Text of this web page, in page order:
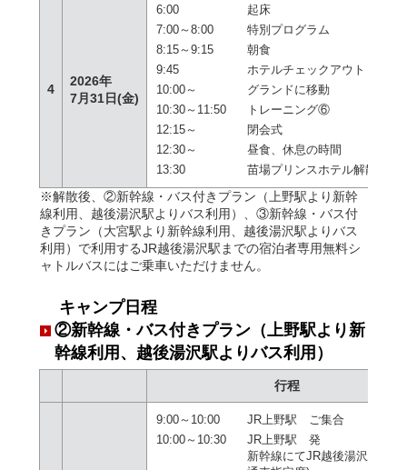
4
2026年
7月31日(金)
6:00
起床
7:00～8:00
特別プログラム
8:15～9:15
朝食
9:45
ホテルチェックアウト
10:00～
グランドに移動
10:30～11:50
トレーニング⑥
12:15～
閉会式
12:30～
昼食、休息の時間
13:30
苗場プリンスホテル解散
※解散後、②新幹線・バス付きプラン（上野駅より新幹
線利用、越後湯沢駅よりバス利用）、③新幹線・バス付
きプラン（大宮駅より新幹線利用、越後湯沢駅よりバス
利用）で利用するJR越後湯沢駅までの宿泊者専用無料シ
ャトルバスにはご乗車いただけません。
キャンプ日程
②新幹線・バス付きプラン（上野駅より新
幹線利用、越後湯沢駅よりバス利用）
行程
9:00～10:00
JR上野駅 ご集合
10:00～10:30
JR上野駅 発
新幹線にてJR越後湯沢駅へ(普